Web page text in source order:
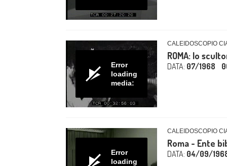
Error
loading
media:
CALEIDOSCOPIO
ROMA: lo
DATA: 07/1968
Error
loading
CALEIDOSCOPIO
Roma - Ente
DATA: 04/09/